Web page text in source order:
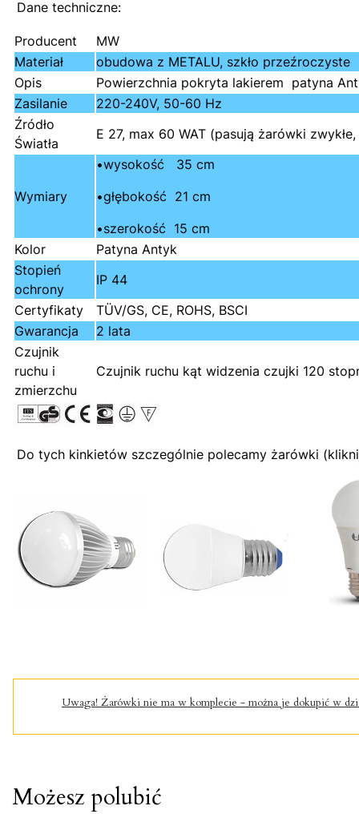
Dane techniczne:
Producent
MW
Materiał
obudowa z METALU, szkło przeźroczyste
Opis
Powierzchnia pokryta lakierem patyna
Zasilanie
220-240V, 50-60 Hz
Źródło
Światła
E 27, max 60 WAT (pasują żarówki
Wymiary
•wysokość 35 cm
•głębokość 21 cm
•szerokość 15 cm
Kolor
Patyna Antyk
Stopień
ochrony
IP 44
Certyfikaty
TÜV/GS, CE, ROHS, BSCI
Gwarancja
2 lata
Czujnik
ruchu i
zmierzchu
Czujnik ruchu kąt widzenia czujki 120
Do tych kinkietów szczególnie polecamy żarówki
Uwaga! Żarówki nie ma w komplecie - można je dokupić w
Możesz polubić